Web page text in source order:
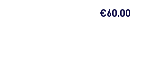
€60.00